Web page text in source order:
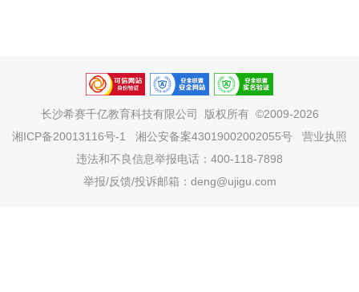
长沙希赛千亿教育科技有限公司
版权所有 ©2009-2026
湘ICP备20013116号-1
湘公安备案43019002002055号
营业执照
违法和不良信息举报电话：400-118-7898
举报/反馈/投诉邮箱：deng@ujigu.com